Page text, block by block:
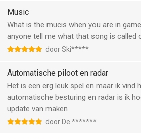
mode.
• Accelerometer support
• Significantly improved controls.
• 4 remote modes supported
5 Training Lessons
• Save yourself lots of frustration and
RC Plane flying on this beautiful sim on
From 3 Ch takeoff to advanced 4 Ch
confidence and a great start.
Music
What is the mucis when you are in
anyone tell me what that song is called
door Ski*****
Automatische piloot en radar
Het is een erg leuk spel en maar ik vind
automatische besturing en radar is ik
update van maken
door De *******